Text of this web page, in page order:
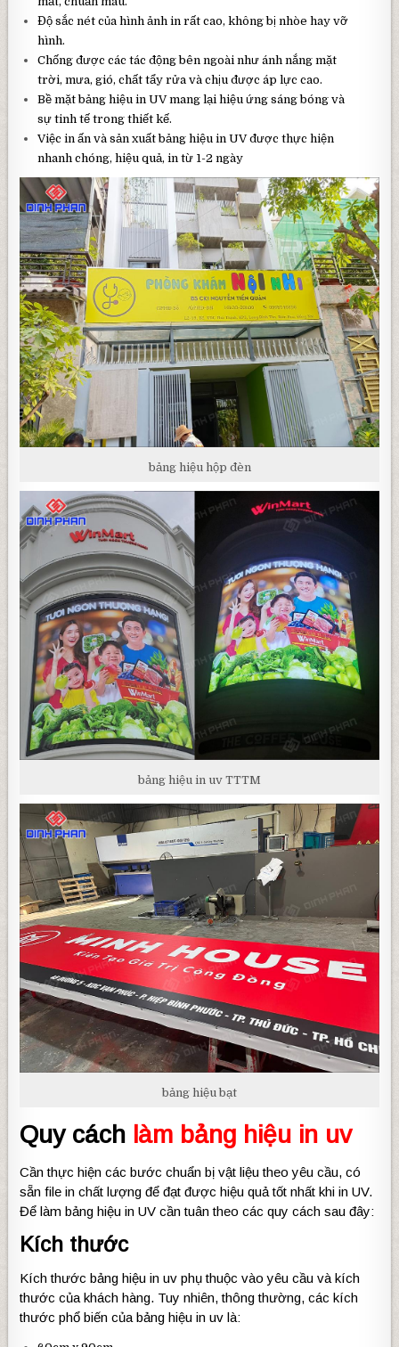
Độ sắc nét của hình ảnh in rất cao, không bị nhòe hay vỡ
hình.
Chống được các tác động bên ngoài như ánh nắng mặt
trời, mưa, gió, chất tẩy rửa và chịu được áp lực cao.
Bề mặt bảng hiệu in UV mang lại hiệu ứng sáng bóng và
sự tinh tế trong thiết kế.
Việc in ấn và sản xuất bảng hiệu in UV được thực hiện
nhanh chóng, hiệu quả, in từ 1-2 ngày
bảng hiệu hộp đèn
bảng hiệu in uv TTTM
bảng hiệu bạt
Quy cách làm bảng hiệu in uv
Cần thực hiện các bước chuẩn bị vật liệu theo yêu cầu, có
sẵn file in chất lượng để đạt được hiệu quả tốt nhất khi in UV.
Để làm bảng hiệu in UV cần tuân theo các quy cách sau đây:
Kích thước
Kích thước bảng hiệu in uv phụ thuộc vào yêu cầu và kích
thước của khách hàng. Tuy nhiên, thông thường, các kích
thước phổ biến của bảng hiệu in uv là: